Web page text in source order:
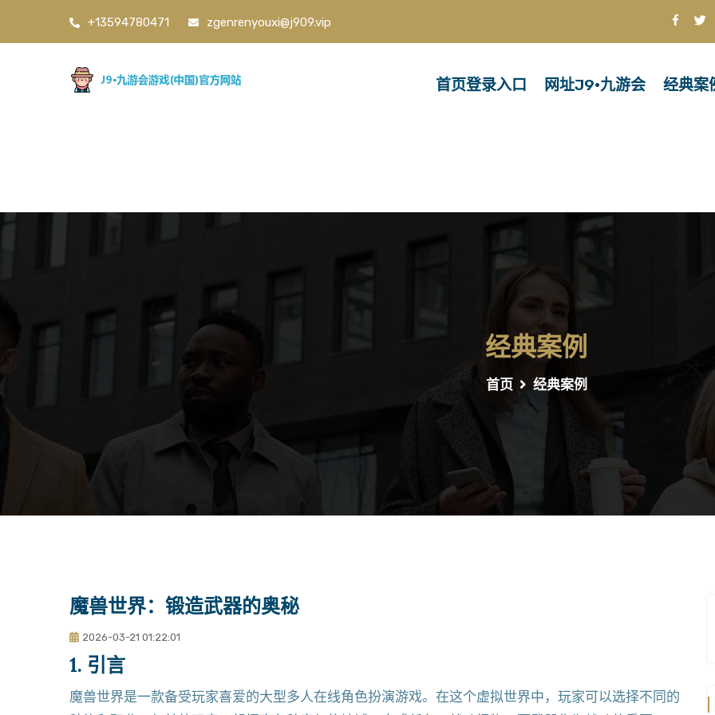
+13594780471 zgenrenyouxi@j909.vip
首页登录入口 网址J9·九游会 经典案
经典案例
首页 经典案例
魔兽世界：锻造武器的奥秘
2026-03-21 01:22:01
1. 引言
魔兽世界是一款备受玩家喜爱的大型多人在线角色扮演游戏。在这个虚拟世界中，玩家可以选择不同的